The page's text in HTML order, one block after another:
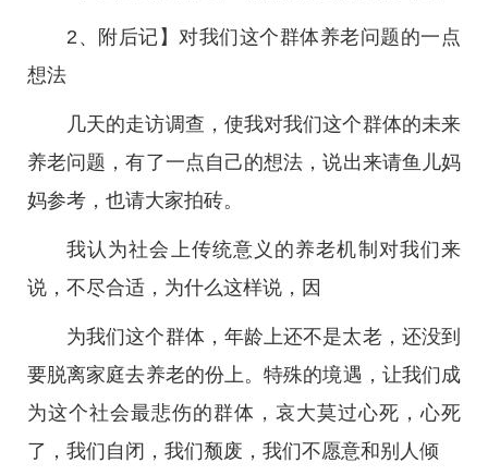
2、附后记】对我们这个群体养老问题的一点
想法
几天的走访调查，使我对我们这个群体的未来
养老问题，有了一点自己的想法，说出来请鱼儿妈
妈参考，也请大家拍砖。
我认为社会上传统意义的养老机制对我们来
说，不尽合适，为什么这样说，因
为我们这个群体，年龄上还不是太老，还没到
要脱离家庭去养老的份上。特殊的境遇，让我们成
为这个社会最悲伤的群体，哀大莫过心死，心死
了，我们自闭，我们颓废，我们不愿意和别人倾